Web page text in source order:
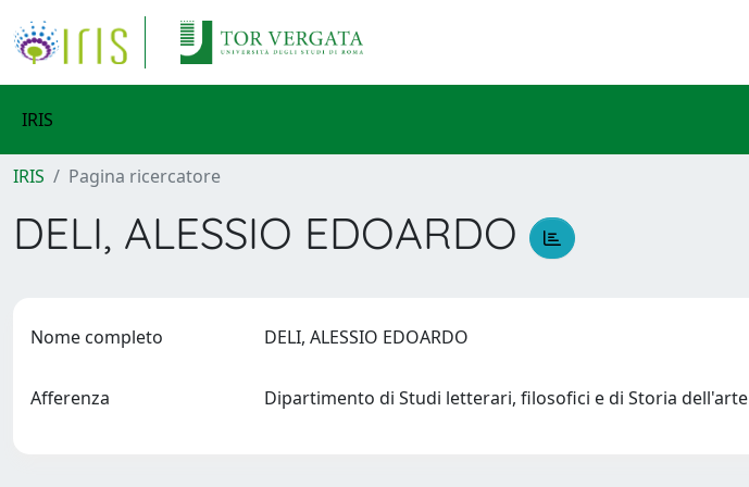
IRIS
IRIS Pagina ricercatore
DELI, ALESSIO EDOARDO
Nome completo DELI, ALESSIO EDOARDO
Afferenza Dipartimento di Studi letterari, filosofici e di Storia dell'arte